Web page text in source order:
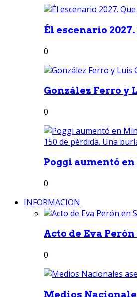
Él escenario
0
González Ferro y
0
Poggi aumentó
0
INFORMACION
Acto de Eva
0
Medios